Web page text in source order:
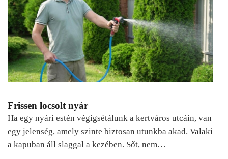
Frissen locsolt nyár
Ha egy nyári estén végigsétálunk a kertváros utcáin, van
egy jelenség, amely szinte biztosan utunkba akad. Valaki
a kapuban áll slaggal a kezében. Sőt, nem…